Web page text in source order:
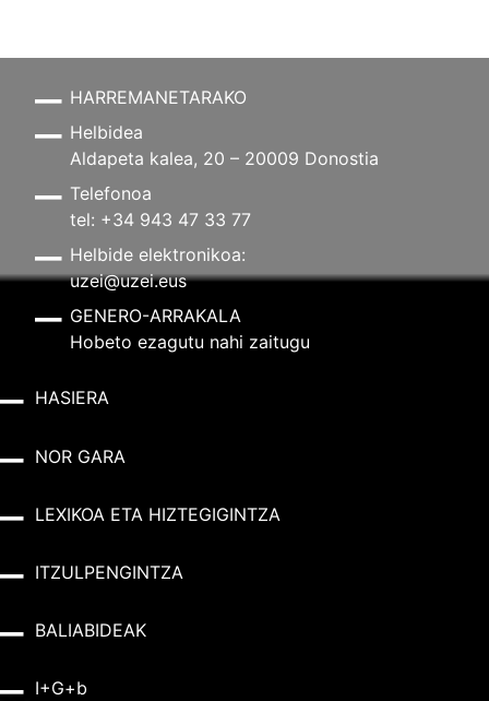
HARREMANETARAKO
Helbidea
Aldapeta kalea, 20 – 20009 Donostia
Telefonoa
tel: +34 943 47 33 77
Helbide elektronikoa:
uzei@uzei.eus
GENERO-ARRAKALA
Hobeto ezagutu nahi zaitugu
HASIERA
NOR GARA
LEXIKOA ETA HIZTEGIGINTZA
ITZULPENGINTZA
BALIABIDEAK
I+G+b